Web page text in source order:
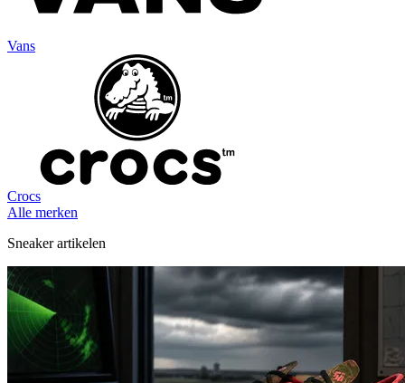
Vans
Crocs
Alle merken
Sneaker artikelen